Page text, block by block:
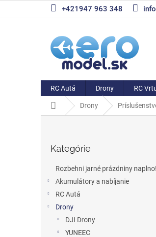
+421947 963 348
RC Autá Drony RC
DomovDrony
kategórie
Kategórie
Rozbehni jarné prázdniny naplno!
Akumulátory a nabíjanie
RC Autá
Drony
DJI Drony
YUNEEC